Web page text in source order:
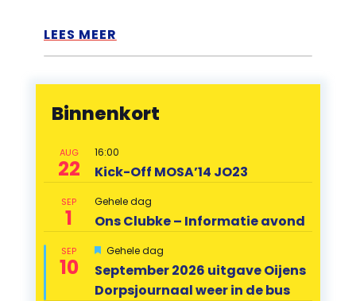
LEES MEER
Binnenkort
AUG
22
16:00
Kick-Off MOSA’14 JO23
SEP
1
Gehele dag
Ons Clubke – Informatie avond
SEP
10
Uitgelicht
Gehele dag
September 2026 uitgave Oijens
Dorpsjournaal weer in de bus